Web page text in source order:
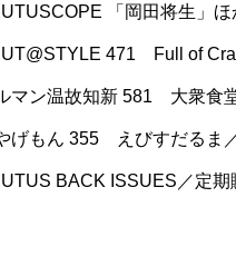
「岡田将生」ほ
471 Full of
マン温故知新 581 大衆食
げもん 355 えびすだるま
BACK ISSUES／定期